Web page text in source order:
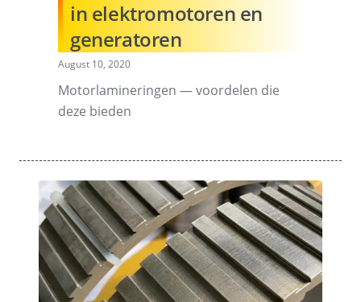
in elektromotoren en
generatoren
August 10, 2020
Motorlamineringen — voordelen die
deze bieden